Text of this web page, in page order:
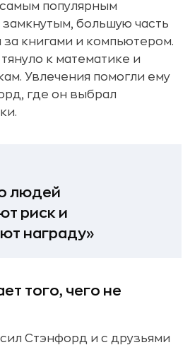
популярным
большую часть
книгами и компьютером.
к математике и
Увлечения помогли ему
где он выбрал
людей
риск и
награду»
того, чего не
Стэнфорд и с друзьями